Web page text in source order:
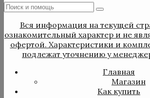
Поиск
:
Поиск
Вся информация на текущей
ознакомительный характер и не
офертой. Характеристики и
подлежат уточнению у
Главная
Магазин
Как купить